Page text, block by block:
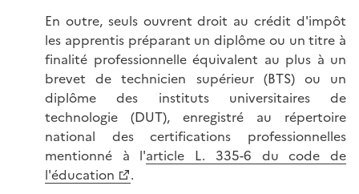
En outre, seuls ouvrent droit au crédit d'impôt
les apprentis préparant un diplôme ou un titre à
finalité professionnelle équivalent au plus à un
brevet de technicien supérieur (BTS) ou un
diplôme des instituts universitaires de
technologie (DUT), enregistré au répertoire
national des certifications professionnelles
mentionné à l'article L. 335-6 du code de
l'éducation
.